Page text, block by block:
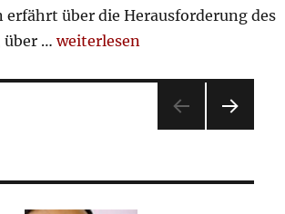
über die Herausforderung des
über …„Demenz und
weiterlesen
E